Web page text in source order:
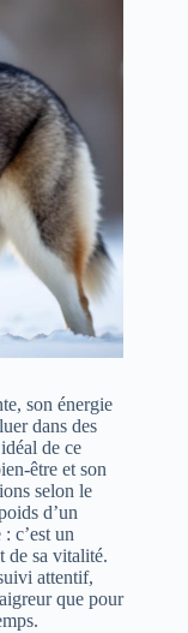
son énergie
dans des
de ce
être et son
selon le
d’un
c’est un
de sa vitalité.
attentif,
que pour